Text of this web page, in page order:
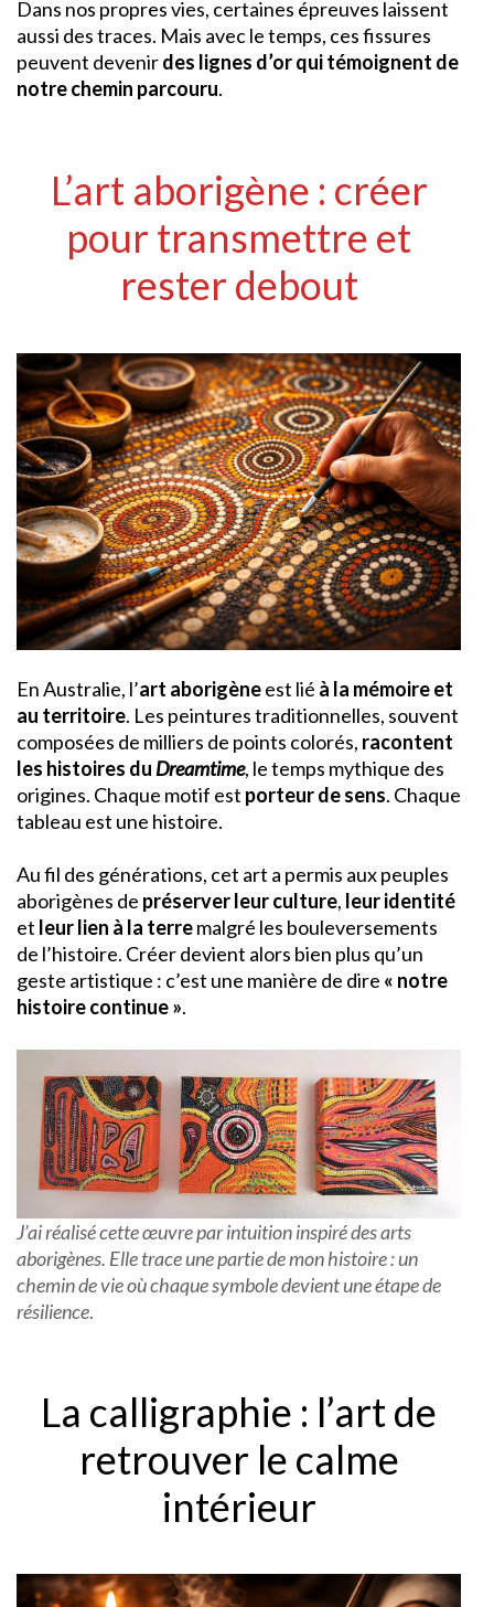
Dans nos propres vies, certaines épreuves laissent
aussi des traces. Mais avec le temps, ces fissures
peuvent devenirdes lignes d’or qui témoignent de
notre chemin parcouru.
L’art aborigène : créer
pour transmettre et
rester debout
En Australie, l’art aborigèneest lié à la mémoire et
au territoire. Les peintures traditionnelles, souvent
composées de milliers de points colorés, racontent
les histoires du Dreamtime, le temps mythique des
origines. Chaque motif est porteur de sens. Chaque
tableau est une histoire.
Au fil des générations, cet art a permis aux peuples
aborigènes de préserver leur culture, leur identité
et leur lien à la terremalgré les bouleversements
de l’histoire. Créer devient alors bien plus qu’un
geste artistique : c’est une manière de dire « notre
histoire continue ».
J’ai réalisé cette œuvre par intuition inspiré des arts
aborigènes. Elle trace une partie de mon histoire : un
chemin de vie où chaque symbole devient une étape de
résilience.
La calligraphie : l’art de
retrouver le calme
intérieur